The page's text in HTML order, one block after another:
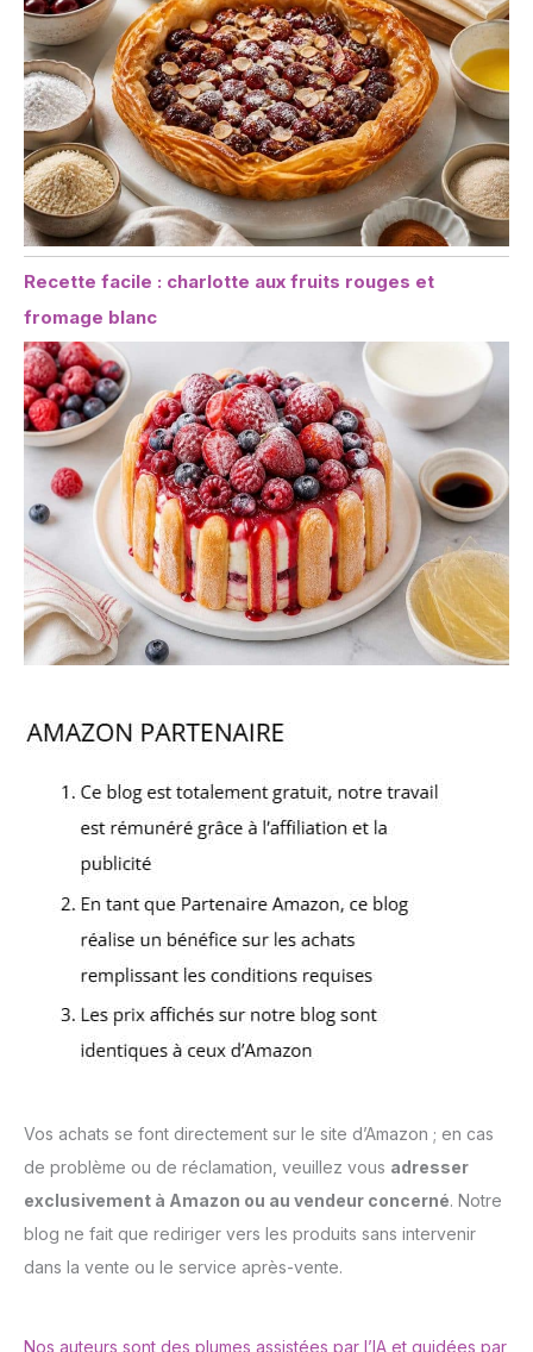
Recette facile : charlotte aux fruits rouges et
fromage blanc
Vos achats se font directement sur le site d’Amazon ; en cas
de problème ou de réclamation, veuillez vous adresser
exclusivement à Amazon ou au vendeur concerné. Notre
blog ne fait que rediriger vers les produits sans intervenir
dans la vente ou le service après-vente.
Nos auteurs sont des plumes assistées par l’IA et guidées par